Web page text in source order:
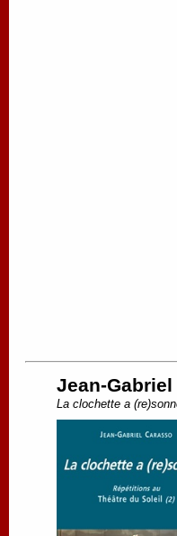
Jean-
La clochette a